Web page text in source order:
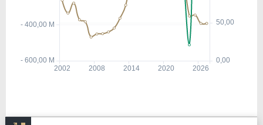
A empresa é negociada no Brasil através do BDR
L1EG34, ou pode ser adquirida no exterior através